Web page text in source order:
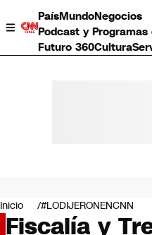
PaísMundoNegocios
Podcast y
Futuro 360Cultura
Negocios
Deportes
Inicio #LODIJERONENCNN
Fiscalía y